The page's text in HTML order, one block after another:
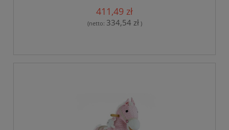
411,49 zł
(netto: 334,54 zł)